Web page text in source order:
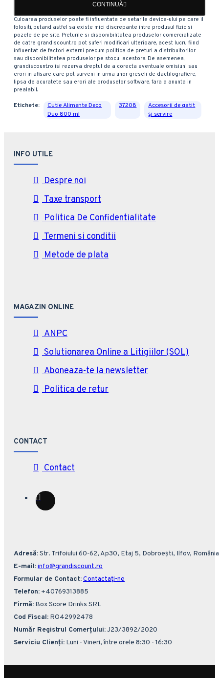
CONTINUĂ
Culoarea produselor poate fi influentata de setarile device-ului pe care il
folositi, putand astfel sa existe mici discrepante intre produsul fizic si
pozele de pe site. Preturile si disponibilitatea produselor comercializate
de catre grandiscount.ro pot suferi modificari ulterioare, acest lucru fiind
influentat de factori externi precum politica de preturi a distribuitorilor
sau disponibilitatea produselor pe stocul acestora. De asemenea,
grandiscount.ro isi rezerva dreptul de a corecta eventuale omisiuni sau
erori in afisare care pot surveni in urma unor greseli de dactilografiere,
lipsa de acuratete sau erori ale produselor software, fara a anunta in
prealabil.
Etichete:
Cutie Alimente Deco
Duo 800 ml
37208
Accesorii de gatit
și servire
INFO UTILE
Despre noi
Taxe transport
Politica De Confidentialitate
Termeni si conditii
Metode de plata
MAGAZIN ONLINE
ANPC
Solutionarea Online a Litigiilor (SOL)
Aboneaza-te la newsletter
Politica de retur
CONTACT
Contact
Adresă:Str. Trifoiului 60-62, Ap30, Etaj 5, Dobroești, Ilfov, România
E-mail:info@grandiscount.ro
Formular de Contact:Contactați-ne
Telefon: +40769313885
Firmă: Box Score Drinks SRL
Cod Fiscal: RO42992478
Număr Registrul Comerțului:J23/3892/2020
Serviciu Clienți: Luni - Vineri, între orele 8:30 - 16:30